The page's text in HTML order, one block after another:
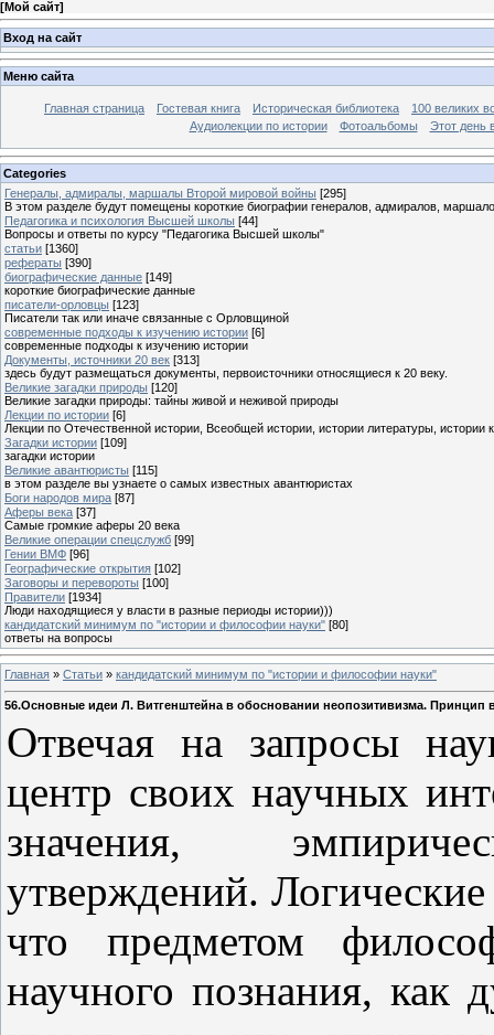
[Мой сайт]
Вход на сайт
Меню сайта
Главная страница Гостевая книга Историческая библиотека
100 великих
Аудиолекции по истории
Фотоальбомы Этот день
Categories
Генералы, адмиралы, маршалы Второй мировой войны [295]
В этом разделе будут помещены короткие биографии генералов, адмиралов,
Педагогика и психология Высшей школы [44]
Вопросы и ответы по курсу "Педагогика Высшей школы"
статьи [1360]
рефераты [390]
биографические данные [149]
короткие биографические данные
писатели-орловцы [123]
Писатели так или иначе связанные с Орловщиной
современные подходы к изучению истории [6]
современные подходы к изучению истории
Документы, источники 20 век [313]
здесь будут размещаться документы, первоисточники относящиеся к 20 веку.
Великие загадки природы [120]
Великие загадки природы: тайны живой и неживой природы
Лекции по истории [6]
Лекции по Отечественной истории, Всеобщей истории, истории литературы, истории
Загадки истории [109]
загадки истории
Великие авантюристы [115]
в этом разделе вы узнаете о самых известных авантюристах
Боги народов мира [87]
Аферы века [37]
Самые громкие аферы 20 века
Великие операции спецслужб [99]
Гении ВМФ [96]
Географические открытия [102]
Заговоры и перевороты [100]
Правители [1934]
Люди находящиеся у власти в разные периоды истории)))
кандидатский минимум по "истории и философии науки" [80]
ответы на вопросы
Главная » Статьи » кандидатский минимум по "истории и философии науки"
56.Основные идеи Л. Витгенштейна в обосновании неопозитивизма. Принцип
Отвечая на запросы
центр своих научных
значения,
утверждений.
что предметом
научного познания, как